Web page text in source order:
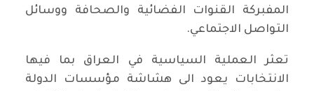
المفبركة القنوات الفضائية والصحافة ووسائل
التواصل الاجتماعي.
تعثر العملية السياسية في العراق بما فيها
الانتخابات يعود الى هشاشة مؤسسات الدولة